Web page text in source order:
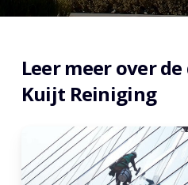
Leer meer over
Kuijt Reiniging